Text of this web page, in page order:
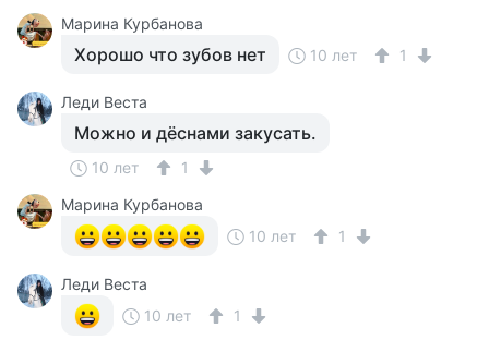
Марина Курбанова
Хорошо что зубов нет 10 лет 1
Леди Веста
Можно и дёснами закусать.
10 лет
1
Марина Курбанова
10 лет
1
Леди Веста
10 лет
1